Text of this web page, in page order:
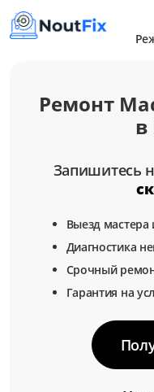
Ремонт
в
Запишитесь
Выезд
Диагностика
Срочный
Гарантия на